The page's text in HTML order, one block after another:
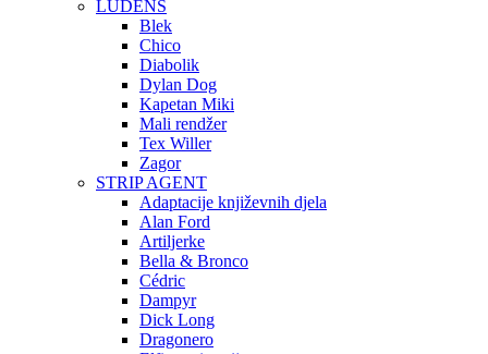
LUDENS
Blek
Chico
Diabolik
Dylan Dog
Kapetan Miki
Mali rendžer
Tex Willer
Zagor
STRIP AGENT
Adaptacije književnih djela
Alan Ford
Artiljerke
Bella & Bronco
Cédric
Dampyr
Dick Long
Dragonero